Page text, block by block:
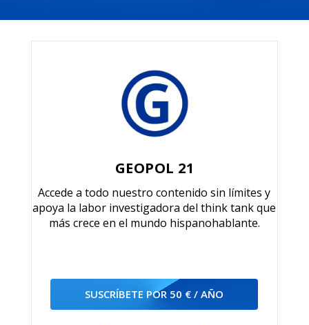
GEOPOL 21
Accede a todo nuestro contenido sin límites y
apoya la labor investigadora del think tank que
más crece en el mundo hispanohablante.
SUSCRÍBETE POR 50 € / AÑO